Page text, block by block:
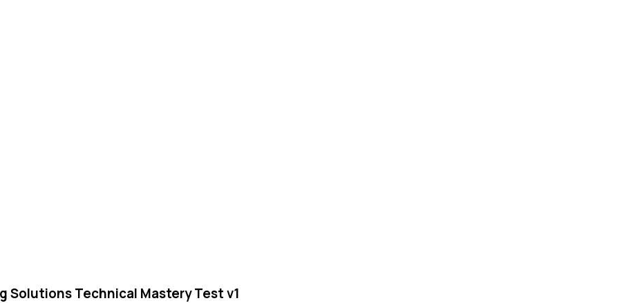
Solutions Technical Mastery Test v1